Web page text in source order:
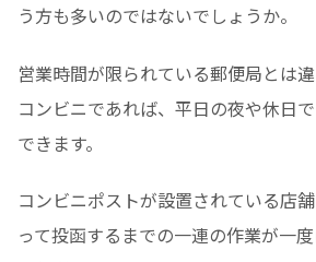
う方も多いのではないでしょうか。
営業時間が限られている郵便局とは
コンビニであれば、平日の夜や休日
できます。
コンビニポストが設置されている店
って投函するまでの一連の作業が一